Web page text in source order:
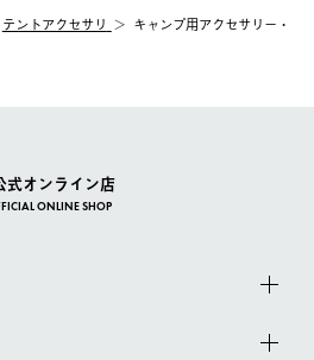
。だき、ご希望商品を再注文してくだ
テントアクセサリ
キャンプ用アクセサリー・
式オンライン店
ONLINE SHOP